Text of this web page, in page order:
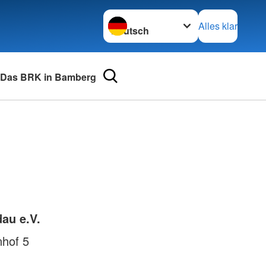
Sprache wechseln zu
Alles klar
Das BRK in Bamberg
und Lob
e.V.
5